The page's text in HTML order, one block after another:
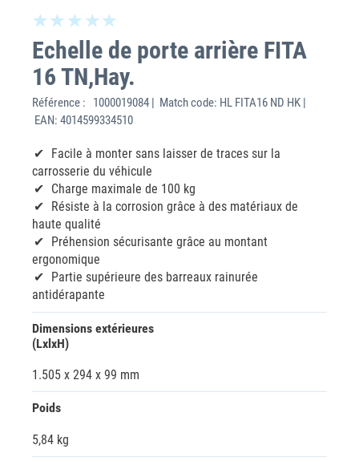
Echelle de porte arrière FITA
16 TN,Hay.
Référence :
1000019084 | Match code: HL FITA16 ND HK |
EAN: 4014599334510
Facile à monter sans laisser de traces sur la
carrosserie du véhicule
Charge maximale de 100 kg
Résiste à la corrosion grâce à des matériaux de
haute qualité
Préhension sécurisante grâce au montant
ergonomique
Partie supérieure des barreaux rainurée
antidérapante
Dimensions extérieures
(LxlxH)
1.505 x 294 x 99 mm
Poids
5,84 kg